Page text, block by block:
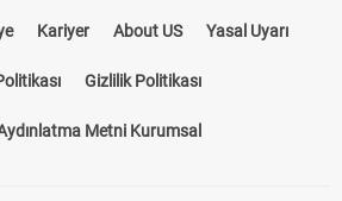
Kariyer About US Yasal Uyarı
Gizlilik Politikası
Metni Kurumsal